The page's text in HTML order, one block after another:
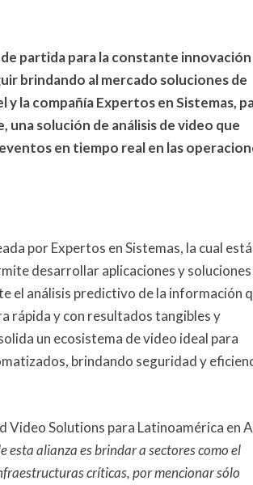
partida para la constante innovación
brindando al mercado soluciones de
la compañía Expertos en Sistemas,
solución de análisis de video que
en tiempo real en las
por Expertos en Sistemas, la cual está
desarrollar aplicaciones y soluciones
el análisis predictivo de la información
rápida y con resultados tangibles y
un ecosistema de video ideal para
brindando seguridad y
Video Solutions para Latinoamérica en
esta alianza es brindar a sectores como el
críticas, por mencionar sólo